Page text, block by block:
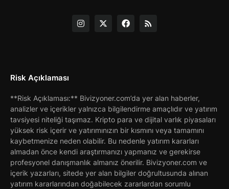
Risk Açıklaması
**Risk Açıklaması:** Bivizyoner.com’da yer alan haberler,
analizler ve içerikler yalnızca bilgilendirme amaçlıdır ve yatırım
tavsiyesi niteliği taşımaz. Kripto para ve dijital varlık piyasaları
yüksek risk içerir ve yatırımınızın bir kısmını veya tamamını
kaybetmenize neden olabilir. Bu nedenle yatırım kararları
almadan önce kendi araştırmanızı yapmanız ve gerekirse
profesyonel danışmanlık almanız önerilir. Bivizyoner.com ve
içerik yazarları, sitede yer alan bilgiler doğrultusunda alınan
yatırım kararlarından doğabilecek zararlardan sorumlu